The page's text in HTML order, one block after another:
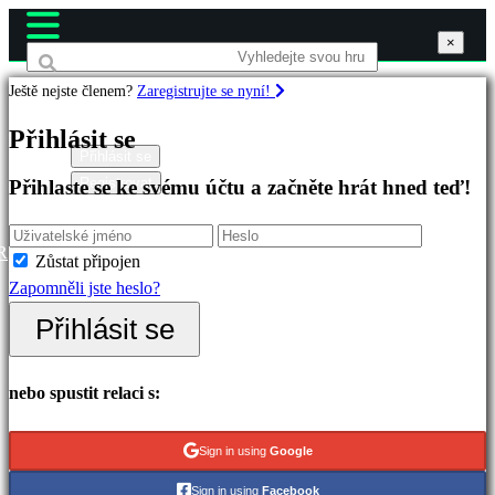
Hry
Doporučené
Nové
verze
Hrát
zdarma
Strategické
Registrovat
×
Ještě nejste členem? Zaregistrujte se nyní!
Přihlásit se
Přihlaste se ke svému účtu a začněte hrát hned teď!
Zůstat připojen
Zapomněli jste heslo?
Přihlásit se
nebo spustit relaci s:
Sign in using Google
Sign in using Facebook
×
×